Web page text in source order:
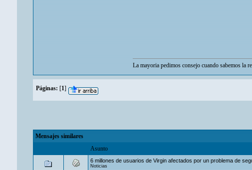
La mayoria pedimos consejo cuando sabemos la
Páginas: [1]
Mensajes similares
Asunto
6 millones de usuarios de Virgin afectados por un problema de
Noticias